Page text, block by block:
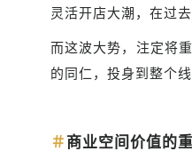
灵活开店大潮，在过
而这波大势，注定将
的同仁，投身到整个
＃ 商业空间价值的